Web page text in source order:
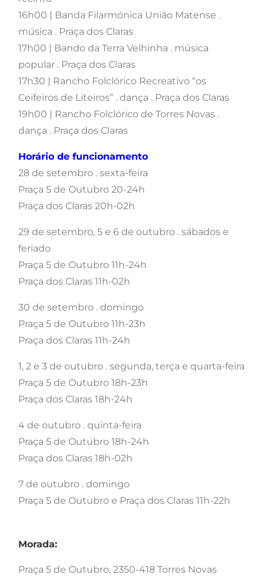
16h00 | Banda Filarmónica União Matense .
música . Praça dos Claras
17h00 | Bando da Terra Velhinha . música
popular . Praça dos Claras
17h30 | Rancho Folclórico Recreativo “os
Ceifeiros de Liteiros” . dança . Praça dos Claras
19h00 | Rancho Folclórico de Torres Novas .
dança . Praça dos Claras
Horário de funcionamento
28 de setembro . sexta-feira
Praça 5 de Outubro 20-24h
Praça dos Claras 20h-02h
29 de setembro, 5 e 6 de outubro . sábados e
feriado
Praça 5 de Outubro 11h-24h
Praça dos Claras 11h-02h
30 de setembro . domingo
Praça 5 de Outubro 11h-23h
Praça dos Claras 11h-24h
1, 2 e 3 de outubro . segunda, terça e quarta-feira
Praça 5 de Outubro 18h-23h
Praça dos Claras 18h-24h
4 de outubro . quinta-feira
Praça 5 de Outubro 18h-24h
Praça dos Claras 18h-02h
7 de outubro . domingo
Praça 5 de Outubro e Praça dos Claras 11h-22h
Morada:
Praça 5 de Outubro, 2350-418 Torres Novas